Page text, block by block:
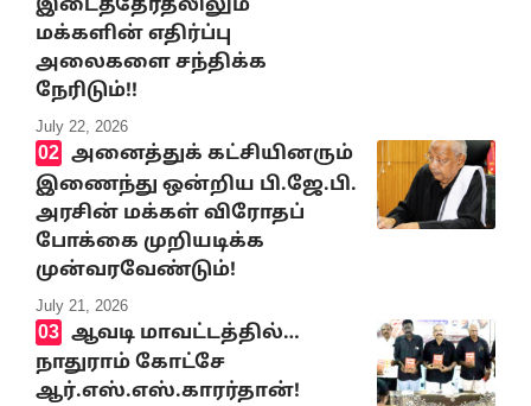
இடைத்தேர்தலிலும்
மக்களின் எதிர்ப்பு
அலைகளை சந்திக்க
நேரிடும்!!
July 22, 2026
அனைத்துக் கட்சியினரும்
இணைந்து ஒன்றிய பி.ஜே.பி.
அரசின் மக்கள் விரோதப்
போக்கை முறியடிக்க
முன்வரவேண்டும்!
July 21, 2026
ஆவடி மாவட்டத்தில்…
நாதுராம் கோட்சே
ஆர்.எஸ்.எஸ்.காரர்தான்!